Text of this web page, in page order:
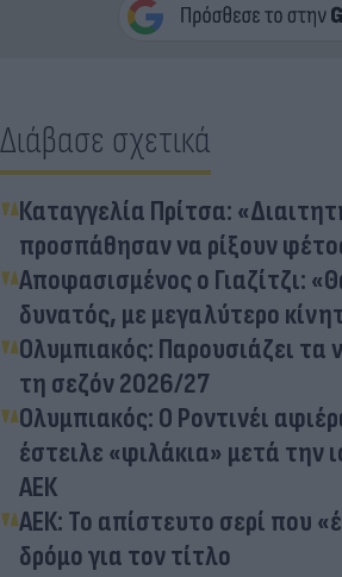
Διάβασε σχετικά
Καταγγελία Πρίτσα:
προσπάθησαν να ρίξουν
Αποφασισμένος ο Γιαζίτζι:
δυνατός, με μεγαλύτερο
Ολυμπιακός: Παρουσιάζει τα
τη σεζόν 2026/27
Ολυμπιακός: O Ροντινέι
έστειλε «φιλάκια» μετά την
ΑΕΚ
ΑΕΚ: Το απίστευτο σερί που
δρόμο για τον τίτλο